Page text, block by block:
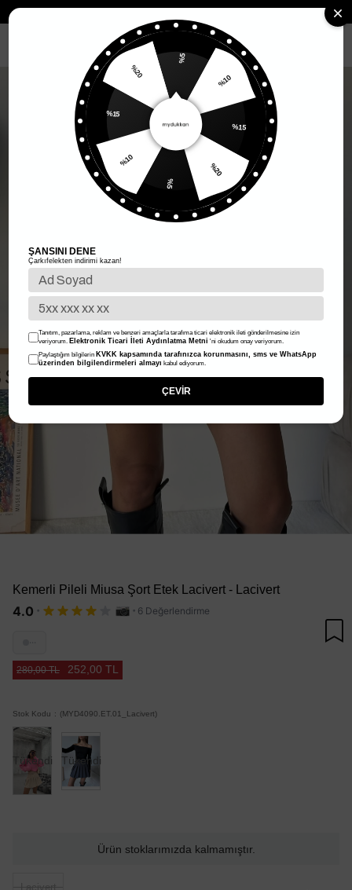
Kadın Alt Giyim Kemerli Pileli
Kemerli Pileli Miusa Şort Etek Lacivert - Lacivert
4.0 · · 6 Değerlendirme
280,00 TL 252,00 TL
Stok Kodu (MYD4090.ET.01_Lacivert)
Tükendi Tükendi
Ürün stoklarımızda kalmamıştır.
ŞANSINI DENE
Çarkıfelekten indirimi kazan!
Tanıtım, pazarlama, reklam ve benzeri amaçlarla tarafıma ticari elektronik ileti gönderilmesine izin
veriyorum. Elektronik Ticari İleti Aydınlatma Metni 'ni okudum onay veriyorum.
Paylaştığım bilgilerin KVKK kapsamında tarafınızca korunmasını, sms ve WhatsApp
üzerinden bilgilendirmeleri almayı kabul ediyorum.
ÇEVİR